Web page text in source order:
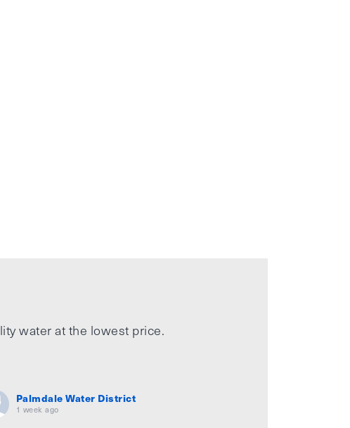
water at the lowest price.
Palmdale Water District
1 week ago